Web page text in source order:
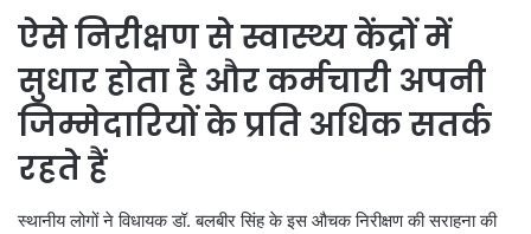
ऐसे निरीक्षण से स्वास्थ्य केंद्रों में
सुधार होता है और कर्मचारी अपनी
जिम्मेदारियों के प्रति अधिक सतर्क
रहते हैं
स्थानीय लोगों ने विधायक डॉ. बलबीर सिंह के इस औचक निरीक्षण की सराहना की